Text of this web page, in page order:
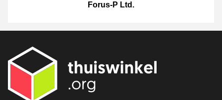
Forus-P Ltd.